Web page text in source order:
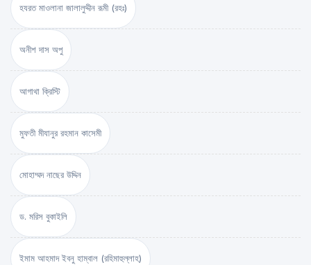
হযরত মাওলানা জালালুদ্দীন রূমী (রহঃ)
অনীশ দাস অপু
আগাথা ক্রিস্টি
মুফতী মীযানুর রহমান কাসেমী
মোহাম্মদ নাছের উদ্দিন
ড. মরিস বুকাইলি
ইমাম আহমাদ ইবনু হাম্বাল (রহিমাহুল্লাহ)